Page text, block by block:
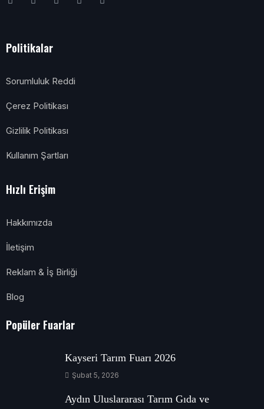
Politikalar
Sorumluluk Reddi
Çerez Politikası
Gizlilik Politikası
Kullanım Şartları
Hızlı Erişim
Hakkımızda
İletişim
Reklam & İş Birliği
Blog
Popüler Fuarlar
Kayseri Tarım Fuarı 2026
Şubat 5, 2026
Aydın Uluslararası Tarım Gıda ve